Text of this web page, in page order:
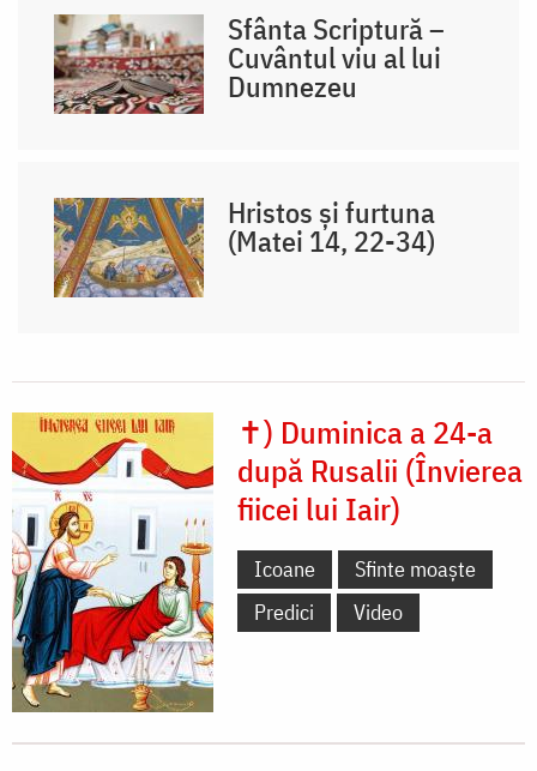
Sfânta Scriptură –
Cuvântul viu al lui
Dumnezeu
Hristos și furtuna
(Matei 14, 22-34)
✝) Duminica a 24-a
după Rusalii (Învierea
fiicei lui Iair)
Icoane
Sfinte moaște
Predici
Video